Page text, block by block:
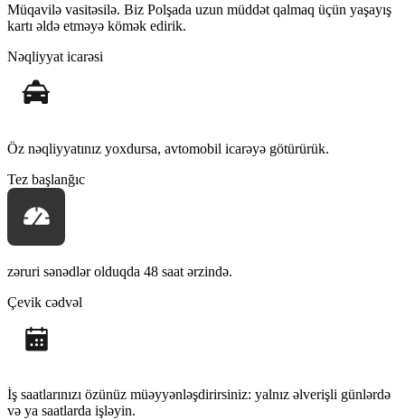
Müqavilə vasitəsilə. Biz Polşada uzun müddət qalmaq üçün yaşayış
kartı əldə etməyə kömək edirik.
Nəqliyyat icarəsi
Öz nəqliyyatınız yoxdursa, avtomobil icarəyə götürürük.
Tez başlanğıc
zəruri sənədlər olduqda 48 saat ərzində.
Çevik cədvəl
İş saatlarınızı özünüz müəyyənləşdirirsiniz: yalnız əlverişli günlərdə
və ya saatlarda işləyin.